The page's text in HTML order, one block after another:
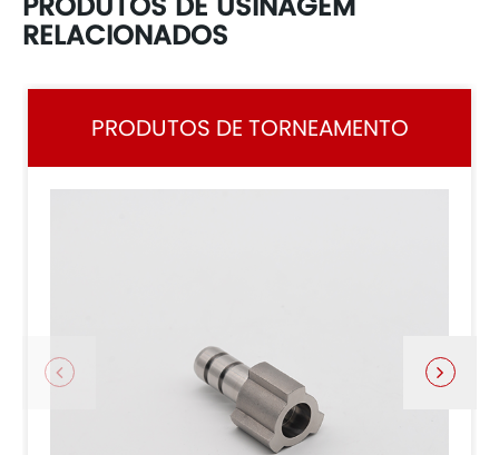
RELACIONADOS
PRODUTOS DE TORNEAMENTO